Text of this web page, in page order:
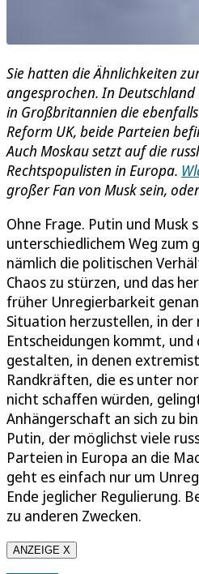
Sie hatten die Ähnlichkeiten
angesprochen. In
in Großbritannien die
Reform UK, beide Parteien
Auch Moskau setzt auf die
Rechtspopulisten in Europa.
großer Fan von Musk sein,
Ohne Frage. Putin und Musk
unterschiedlichem Weg zum
nämlich die politischen
Chaos zu stürzen, und das
früher Unregierbarkeit
Situation herzustellen, in der
Entscheidungen kommt,
gestalten, in denen
Randkräften, die es unter
nicht schaffen würden,
Anhängerschaft an sich zu
Putin, der möglichst viele
Parteien in Europa an die
geht es einfach nur um
Ende jeglicher Regulierung.
zu anderen Zwecken.
ANZEIGE X